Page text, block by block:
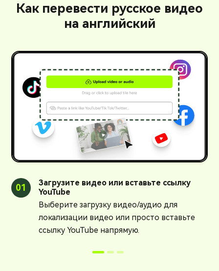
Как перевести русское видео
на английский
01
Загрузите видео или вставьте ссылку
YouTube
Выберите загрузку видео/аудио для
локализации видео или просто вставьте
ссылку YouTube напрямую.